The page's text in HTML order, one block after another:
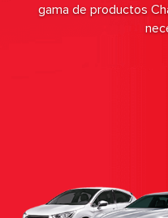
gama de productos